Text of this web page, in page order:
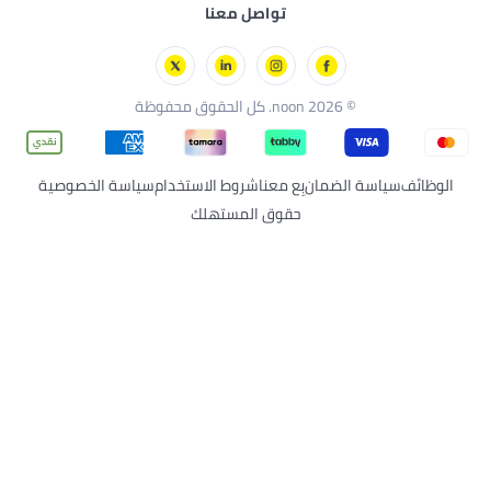
تواصل معنا
الوظائفسياسة الضمانبِع معناشروط الاستخدامسياسة الخصوصية
حقوق المستهلك